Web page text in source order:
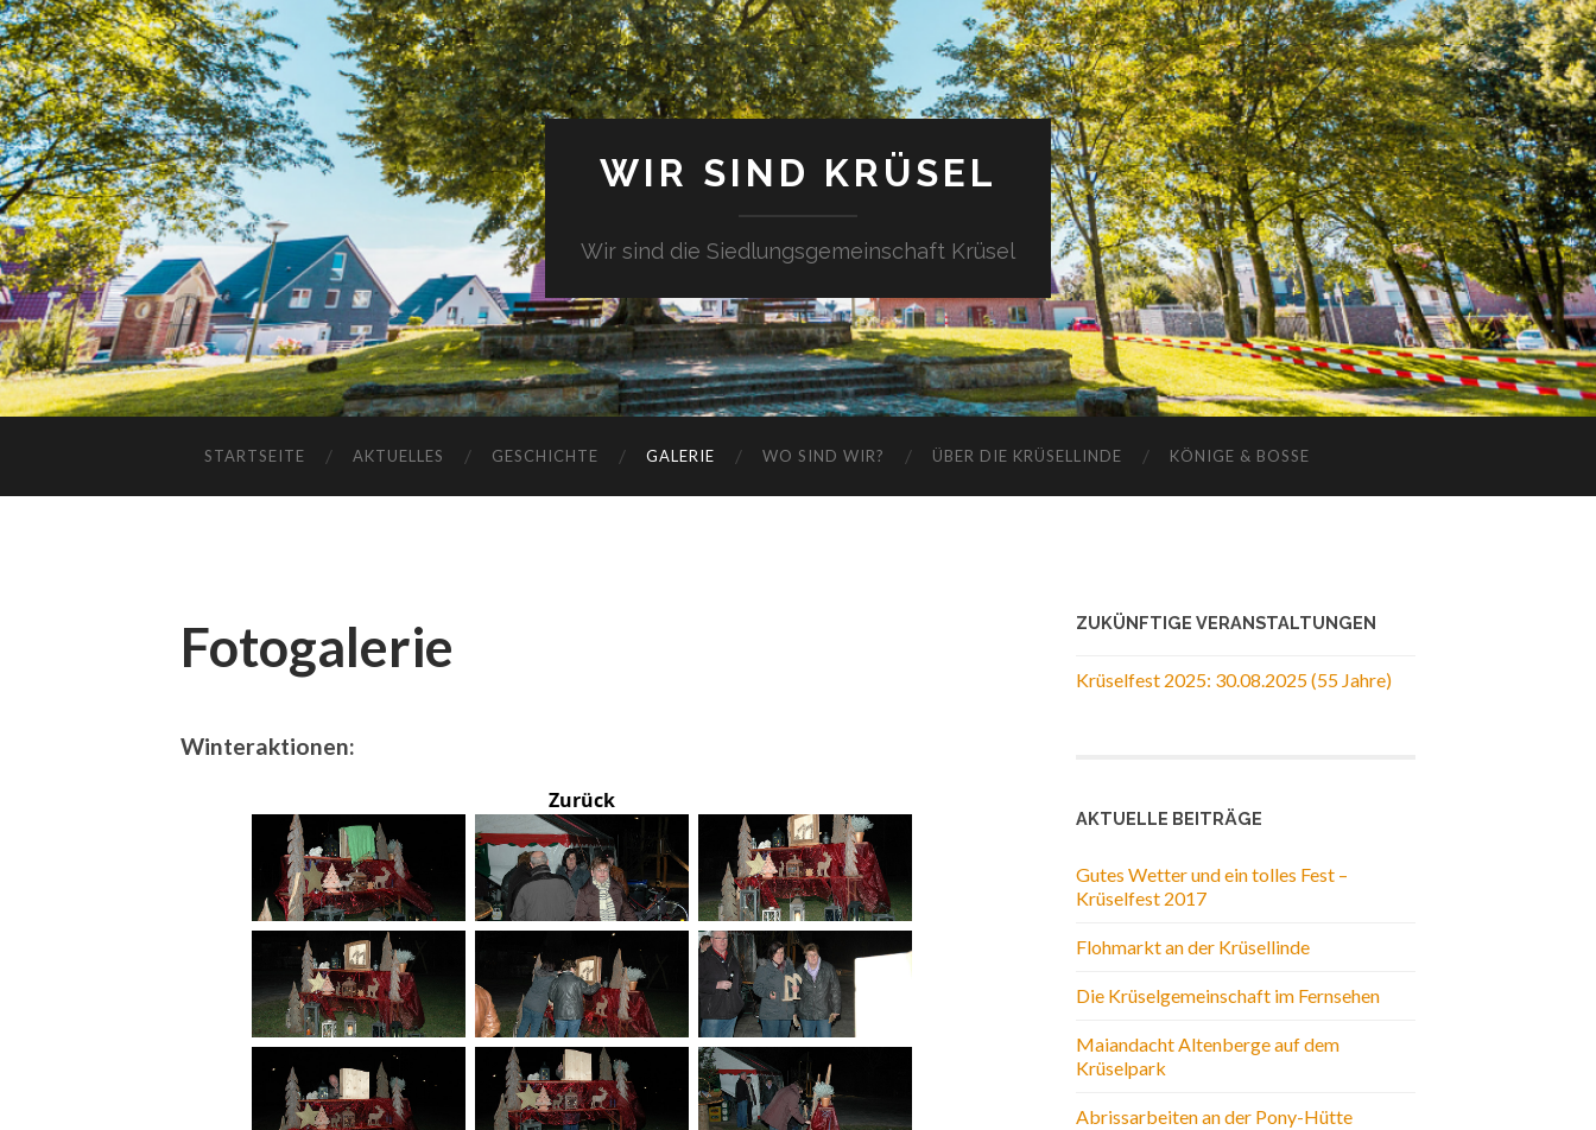
WIR SIND KRÜSEL
Wir sind die Siedlungsgemeinschaft Krüsel
STARTSEITE AKTUELLES GESCHICHTE GALERIE WO SIND WIR? ÜBER DIE KRÜSELLINDE KÖNIGE & BOSSE
Fotogalerie
Winteraktionen:
Zurück
ZUKÜNFTIGE VERANSTALTUNGEN
Krüselfest 2025: 30.08.2025 (55 Jahre)
AKTUELLE BEITRÄGE
Gutes Wetter und ein tolles Fest –
Krüselfest 2017
Flohmarkt an der Krüsellinde
Die Krüselgemeinschaft im Fernsehen
Maiandacht Altenberge auf dem
Krüselpark
Abrissarbeiten an der Pony-Hütte